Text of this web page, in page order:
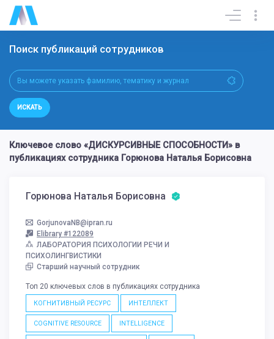
Поиск публикаций сотрудников
ИСКАТЬ
Ключевое слово «ДИСКУРСИВНЫЕ СПОСОБНОСТИ» в
публикациях сотрудника Горюнова Наталья Борисовна
Горюнова Наталья Борисовна
GorjunovaNB@ipran.ru
Elibrary #122089
ЛАБОРАТОРИЯ ПСИХОЛОГИИ РЕЧИ И
ПСИХОЛИНГВИСТИКИ
Старший научный сотрудник
Топ 20 ключевых слов в публикациях сотрудника
КОГНИТИВНЫЙ РЕСУРС ИНТЕЛЛЕКТ
COGNITIVE RESOURCE INTELLIGENCE